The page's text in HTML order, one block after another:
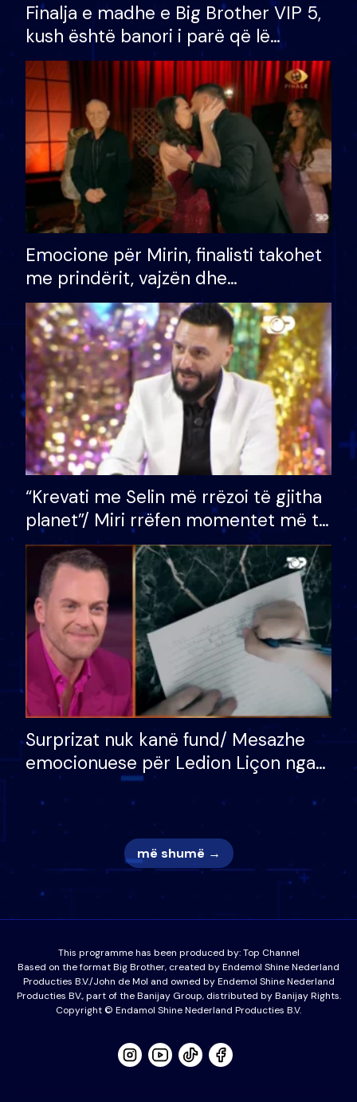
Finalja e madhe e Big Brother VIP 5,
kush është banori i parë që lë
shtëpinë dhe humb mundësinë për
të fituar çmimin e madh
Emocione për Mirin, finalisti takohet
me prindërit, vajzën dhe
bashkëshorten: S’kemi ndonjë letër
divorci apo jo?
“Krevati me Selin më rrëzoi të gjitha
planet”/ Miri rrëfen momentet më të
bukura në shtëpinë e BB VIP: Do më
mungojë zilja e mëngjesit kur…
Surprizat nuk kanë fund/ Mesazhe
emocionuese për Ledion Liçon nga
nëna dhe fëmijët e tij, moderatori
nuk i mban dot lotët: Nuk meritoj…
më shumë →
This programme has been produced by:Top Channel
Based on the format Big Brother, created by Endemol Shine Nederland
Producties B.V./John de Mol and owned by Endemol Shine Nederland
Producties BV., part of the Banijay Group, distributed by Banijay Rights.
Copyright © Endamol Shine Nederland Producties B.V.